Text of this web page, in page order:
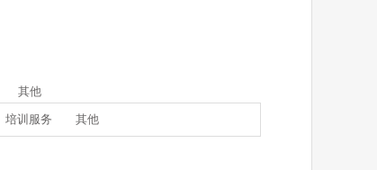
其他
培训服务 其他